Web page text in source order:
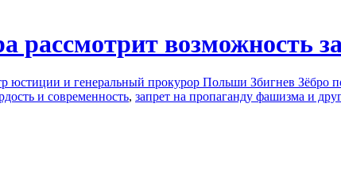
рассмотрит возможность
юстиции и генеральный прокурор Польши Збигнев Зёбро
и современность, запрет на пропаганду фашизма и